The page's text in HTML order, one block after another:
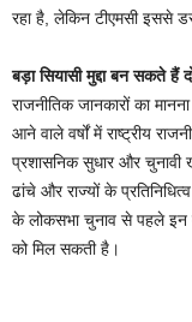
रहा है, लेकिन टीएमसी इससे
बड़ा सियासी मुद्दा बन सकते हैं
राजनीतिक जानकारों का
आने वाले वर्षों में राष्ट्रीय
प्रशासनिक सुधार और चुनावी
ढांचे और राज्यों के
के लोकसभा चुनाव से पहले इन
को मिल सकती है।